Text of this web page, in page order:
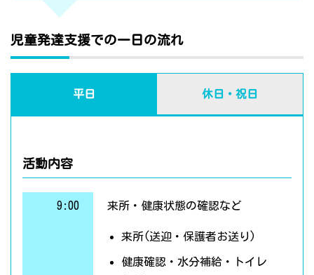
児童発達支援での一日の流れ
平日 休日・祝日
活動内容
9:00 来所・健康状態の確認など
来所(送迎・保護者お送り)
健康確認・水分補給・トイレ